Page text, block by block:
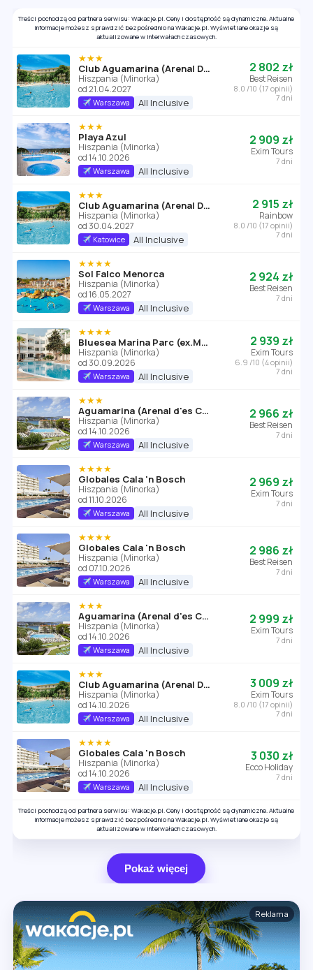
Treści pochodzą od partnera serwisu: Wakacje.pl. Ceny i dostępność są dynamiczne. Aktualne
informacje możesz sprawdzić bezpośrednio na Wakacje.pl. Wyświetlane okazje są
aktualizowane w interwałach czasowych.
★★★
Club Aguamarina (Arenal D'en Castell)
Hiszpania (Minorka)
od 21.04.2027
Warszawa All Inclusive
2 802 zł
Best Reisen
8.0 /10 (17 opinii)
7 dni
★★★
Playa Azul
Hiszpania (Minorka)
od 14.10.2026
Warszawa All Inclusive
2 909 zł
Exim Tours
7 dni
★★★
Club Aguamarina (Arenal D'en Castell)
Hiszpania (Minorka)
od 30.04.2027
Katowice All Inclusive
2 915 zł
Rainbow
8.0 /10 (17 opinii)
7 dni
★★★★
Sol Falco Menorca
Hiszpania (Minorka)
od 16.05.2027
Warszawa All Inclusive
2 924 zł
Best Reisen
7 dni
★★★★
Bluesea Marina Parc (ex.Moon Dreams Marina Parc)
Hiszpania (Minorka)
od 30.09.2026
Warszawa All Inclusive
2 939 zł
Exim Tours
6.9 /10 (4 opinii)
7 dni
★★★
Aguamarina (Arenal d'es Castell)
Hiszpania (Minorka)
od 14.10.2026
Warszawa All Inclusive
2 966 zł
Best Reisen
7 dni
★★★★
Globales Cala 'n Bosch
Hiszpania (Minorka)
od 11.10.2026
Warszawa All Inclusive
2 969 zł
Exim Tours
7 dni
★★★★
Globales Cala 'n Bosch
Hiszpania (Minorka)
od 07.10.2026
Warszawa All Inclusive
2 986 zł
Best Reisen
7 dni
★★★
Aguamarina (Arenal d'es Castell)
Hiszpania (Minorka)
od 14.10.2026
Warszawa All Inclusive
2 999 zł
Exim Tours
7 dni
★★★
Club Aguamarina (Arenal D'en Castell)
Hiszpania (Minorka)
od 14.10.2026
Warszawa All Inclusive
3 009 zł
Exim Tours
8.0 /10 (17 opinii)
7 dni
★★★★
Globales Cala 'n Bosch
Hiszpania (Minorka)
od 14.10.2026
Warszawa All Inclusive
3 030 zł
Ecco Holiday
7 dni
Treści pochodzą od partnera serwisu: Wakacje.pl. Ceny i dostępność są dynamiczne. Aktualne
informacje możesz sprawdzić bezpośrednio na Wakacje.pl. Wyświetlane okazje są
aktualizowane w interwałach czasowych.
Pokaż więcej
Reklama